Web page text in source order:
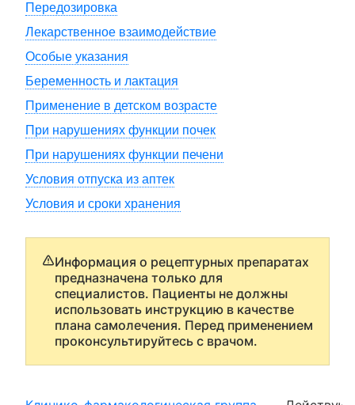
Передозировка
Лекарственное взаимодействие
Особые указания
Беременность и лактация
Применение в детском возрасте
При нарушениях функции почек
При нарушениях функции печени
Условия отпуска из аптек
Условия и сроки хранения
Информация о рецептурных препаратах
предназначена только для
специалистов. Пациенты не должны
использовать инструкцию в качестве
плана самолечения. Перед применением
проконсультируйтесь с врачом.